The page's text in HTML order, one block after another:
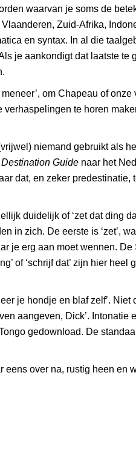
waarvan je soms de
Zuid-Afrika,
en syntax. In al die
je aankondigt dat laatste te
om Chapeau of
te horen
niemand gebruikt als
Guide naar het
dat, en zeker
duidelijk of ‘zet dat ding
in zich. De eerste is ‘zet’,
je erg aan moet wennen. De
of ‘schrijf dat’ zijn hier
je hondje en blaf zelf’.
aangeven, Dick’. Intonatie
gedownload. De
over na, rustig heen en